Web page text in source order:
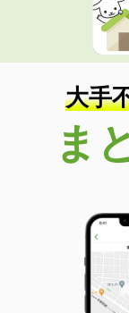
大手
ま